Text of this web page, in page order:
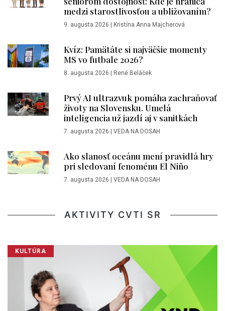
medzi starostlivosťou a ubližovaním?
9. augusta 2026 | Kristína Anna Majcherová
Kvíz: Pamätáte si najväčšie momenty
MS vo futbale 2026?
8. augusta 2026 | René Beláček
Prvý AI ultrazvuk pomáha zachraňovať
životy na Slovensku. Umelá
inteligencia už jazdí aj v sanitkách
7. augusta 2026 | VEDA NA DOSAH
Ako slanosť oceánu mení pravidlá hry
pri sledovaní fenoménu El Niño
7. augusta 2026 | VEDA NA DOSAH
AKTIVITY CVTI SR
KULTÚRA